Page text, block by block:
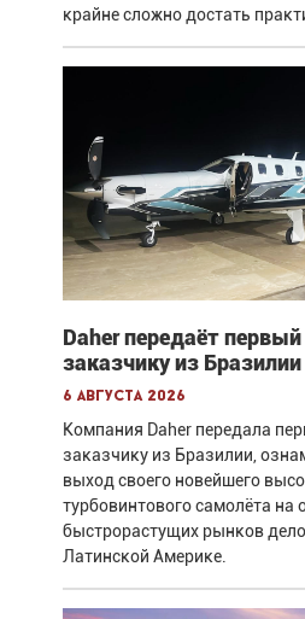
крайне сложно достать
Daher передаёт
заказчику из Бразилии
6 августа 2026
Компания Daher передала
заказчику из Бразилии,
выход своего новейшего
турбовинтового самолёта на
быстрорастущих рынков
Латинской Америке.